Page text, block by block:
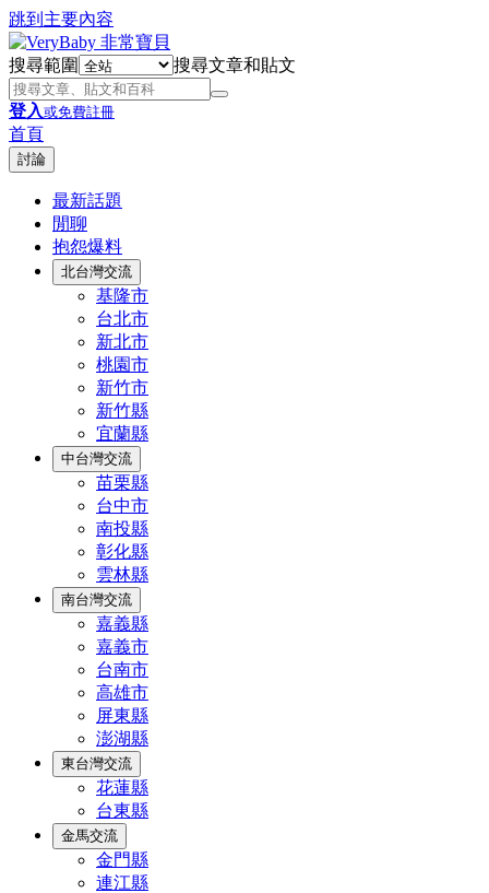
跳到主要內容
搜尋範圍 搜尋文章和貼文
登入或免費註冊
首頁
討論
最新話題
閒聊
抱怨爆料
北台灣交流
基隆市
台北市
新北市
桃園市
新竹市
新竹縣
宜蘭縣
中台灣交流
苗栗縣
台中市
南投縣
彰化縣
雲林縣
南台灣交流
嘉義縣
嘉義市
台南市
高雄市
屏東縣
澎湖縣
東台灣交流
花蓮縣
台東縣
金馬交流
金門縣
連江縣